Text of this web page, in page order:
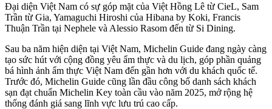
Đại diện Việt Nam có sự góp mặt của Việt Hồng Lê từ CieL, Sam
Trần từ Gia, Yamaguchi Hiroshi của Hibana by Koki, Francis
Thuận Trần tại Nephele và Alessio Rasom đến từ Si Dining.
Sau ba năm hiện diện tại Việt Nam, Michelin Guide đang ngày càng
tạo sức hút với cộng đồng yêu ẩm thực và du lịch, góp phần quảng
bá hình ảnh ẩm thực Việt Nam đến gần hơn với du khách quốc tế.
Trước đó, Michelin Guide cũng lần đầu công bố danh sách khách
sạn đạt chuẩn Michelin Key toàn cầu vào năm 2025, mở rộng hệ
thống đánh giá sang lĩnh vực lưu trú cao cấp.